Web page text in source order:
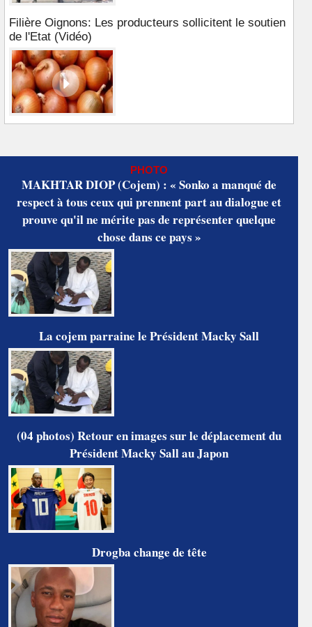
Filière Oignons: Les producteurs sollicitent le soutien
de l'Etat (Vidéo)
PHOTO
MAKHTAR DIOP (Cojem) : « Sonko a manqué de
respect à tous ceux qui prennent part au dialogue et
prouve qu'il ne mérite pas de représenter quelque
chose dans ce pays »
La cojem parraine le Président Macky Sall
(04 photos) Retour en images sur le déplacement du
Président Macky Sall au Japon
Drogba change de tête